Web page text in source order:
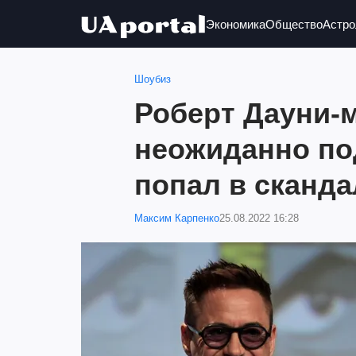
ЭкономикаОбщество
Шоубиз
Роберт
неожиданно
попал в
Максим Карпенко25.08.2022 16:28